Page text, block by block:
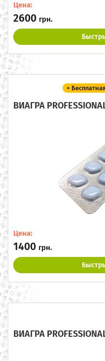
Цена:
2600 грн.
+
ВИАГРА
Цена:
1400 грн.
ВИАГРА